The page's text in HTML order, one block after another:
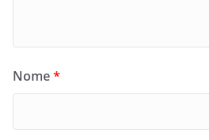
Nome*